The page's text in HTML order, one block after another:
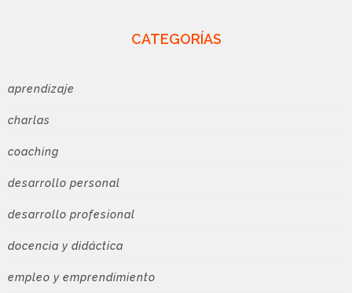
CATEGORÍAS
aprendizaje
charlas
coaching
desarrollo personal
desarrollo profesional
docencia y didáctica
empleo y emprendimiento